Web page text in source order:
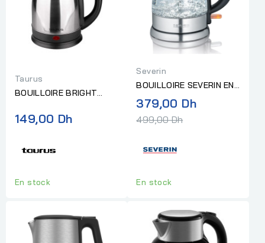
Taurus
BOUILLOIRE BRIGHT
149,00 Dh
En stock
Severin
BOUILLOIRE SEVERIN EN
VERRE 2200W
379,00 DhPrix
499,00 Dh
En stock